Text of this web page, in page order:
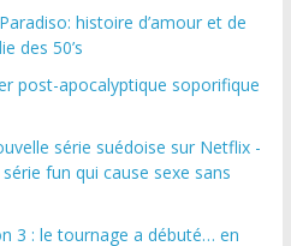
histoire d’amour et de
des 50’s
post-apocalyptique soporifique
série suédoise sur Netflix -
fun qui cause sexe sans
3 : le tournage a débuté… en